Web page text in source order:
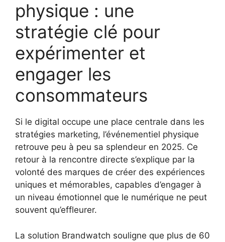
physique : une
stratégie clé pour
expérimenter et
engager les
consommateurs
Si le digital occupe une place centrale dans les
stratégies marketing, l’événementiel physique
retrouve peu à peu sa splendeur en 2025. Ce
retour à la rencontre directe s’explique par la
volonté des marques de créer des expériences
uniques et mémorables, capables d’engager à
un niveau émotionnel que le numérique ne peut
souvent qu’effleurer.
La solution Brandwatch souligne que plus de 60